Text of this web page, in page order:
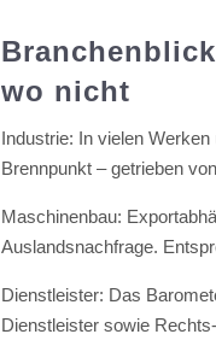
wo nicht
Industrie: In vielen
Brennpunkt – getrieben
Maschinenbau:
Auslandsnachfrage.
Dienstleister: Das
Dienstleister sowie